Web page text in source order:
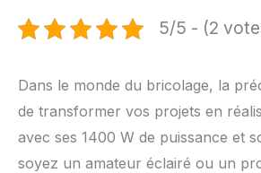
5/5 - (2
Dans le monde du bricolage, la
de transformer vos projets en
avec ses 1400 W de puissance et
soyez un amateur éclairé ou un